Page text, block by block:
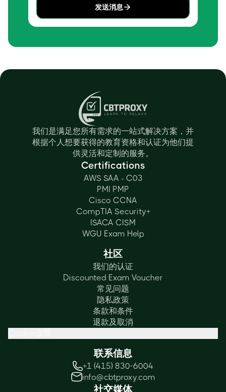
发送消息
我们是满足您所有需求的一站式解决方案，并
根据个人想要获得的教育资格和认证为他们提
供灵活和定制的服务。
Certifications
AWS SAA - C03
PMI PMP
Cisco CCNA
CompTIA Security+
ISACA CISM
WGU Exam Help
社区
我们的认证
Discounted Exam Voucher
常见问题
隐私政策
条款和条件
退款及取消
联系信息
+1 (415) 830-6004
info@cbtproxy.com
社交媒体